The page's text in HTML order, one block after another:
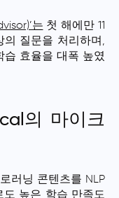
는 첫 해에만 11
질문을 처리하며,
습 효율을 대폭 높였
의 마이크
러닝 콘텐츠를 NLP
도 높은 학습 만족도